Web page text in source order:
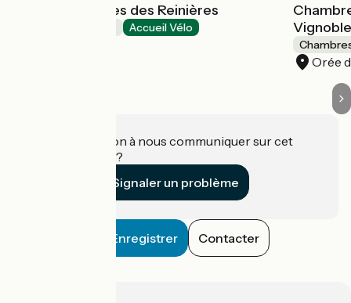
Chambre d'hôtes des Reinières
Accueil Vélo
Orée
Une information à nous communiquer sur cet
établissement ?
Signaler un problème
Enregistrer Contacter